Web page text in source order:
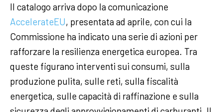
Il catalogo arriva dopo la comunicazione
AccelerateEU, presentata ad aprile, con cui la
Commissione ha indicato una serie di azioni per
rafforzare la resilienza energetica europea. Tra
queste figurano interventi sui consumi, sulla
produzione pulita, sulle reti, sulla fiscalità
energetica, sulle capacità di raffinazione e sulla